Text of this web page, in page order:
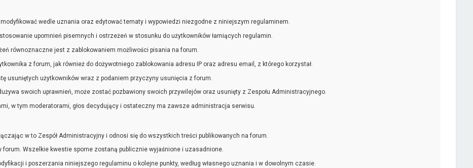
wedle uznania oraz edytować tematy i wypowiedzi niezgodne z niniejszym regulaminem.
upomnień pisemnych i ostrzeżeń w stosunku do użytkowników łamiących regulamin.
równoznaczne jest z zablokowaniem możliwości pisania na forum.
z forum, jak również do dożywotniego zablokowania adresu IP oraz adresu email, z którego korzystał.
usuniętych użytkowników wraz z podaniem przyczyny usunięcia z forum.
swoich uprawnień, może zostać pozbawiony swoich przywilejów oraz usunięty z Zespołu Administracyjnego.
w tym moderatorami, głos decydujący i ostateczny ma zawsze administracja serwisu.
w to Zespół Administracyjny i odnosi się do wszystkich treści publikowanych na forum.
Wszelkie kwestie sporne zostaną publicznie wyjaśnione i uzasadnione.
i poszerzania niniejszego regulaminu o kolejne punkty, według własnego uznania i w dowolnym czasie.